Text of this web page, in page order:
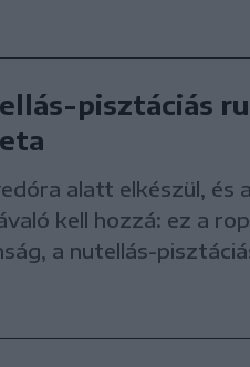
pisztáciás
alatt elkészül, és
kell hozzá: ez a
a nutellás-